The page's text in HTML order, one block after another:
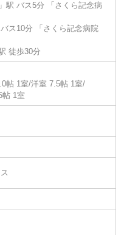
」駅 バス5分 「さくら記念病
バス10分 「さくら記念病院
徒歩30分
帖 1室/洋室 7.5帖 1室/
帖 1室